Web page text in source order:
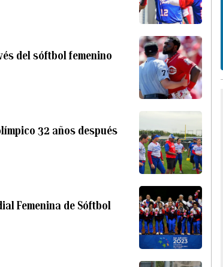
del sóftbol femenino
32 años después
Femenina de Sóftbol